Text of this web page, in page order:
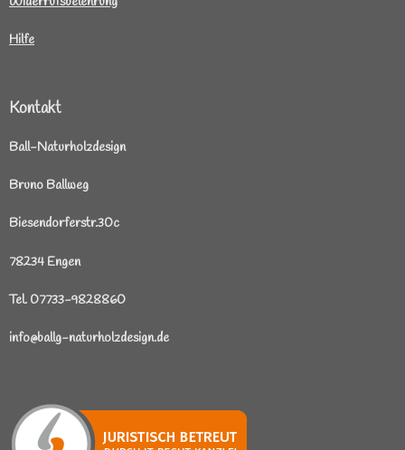
Hilfe
Kontakt
Ball-Naturholzdesign
Bruno Ballweg
Biesendorferstr.30c
78234 Engen
Tel. 07733-9828860
info@ballg-naturholzdesign.de